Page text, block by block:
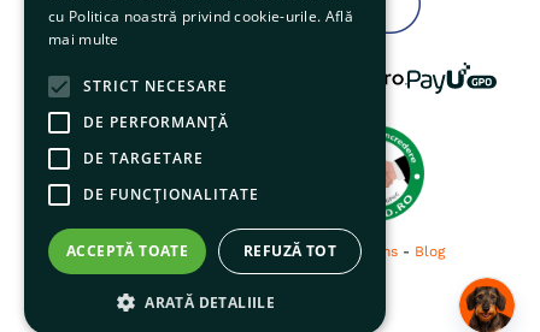
© 2026 pentruanimale.ro -Privacy Terms- Blog
cu Politica noastră privind cookie-urile. Află
mai multe
STRICT NECESARE
DE PERFORMANȚĂ
DE TARGETARE
DE FUNCŢIONALITATE
ACCEPTĂ TOATE REFUZĂ TOT
ARATĂ DETALIILE